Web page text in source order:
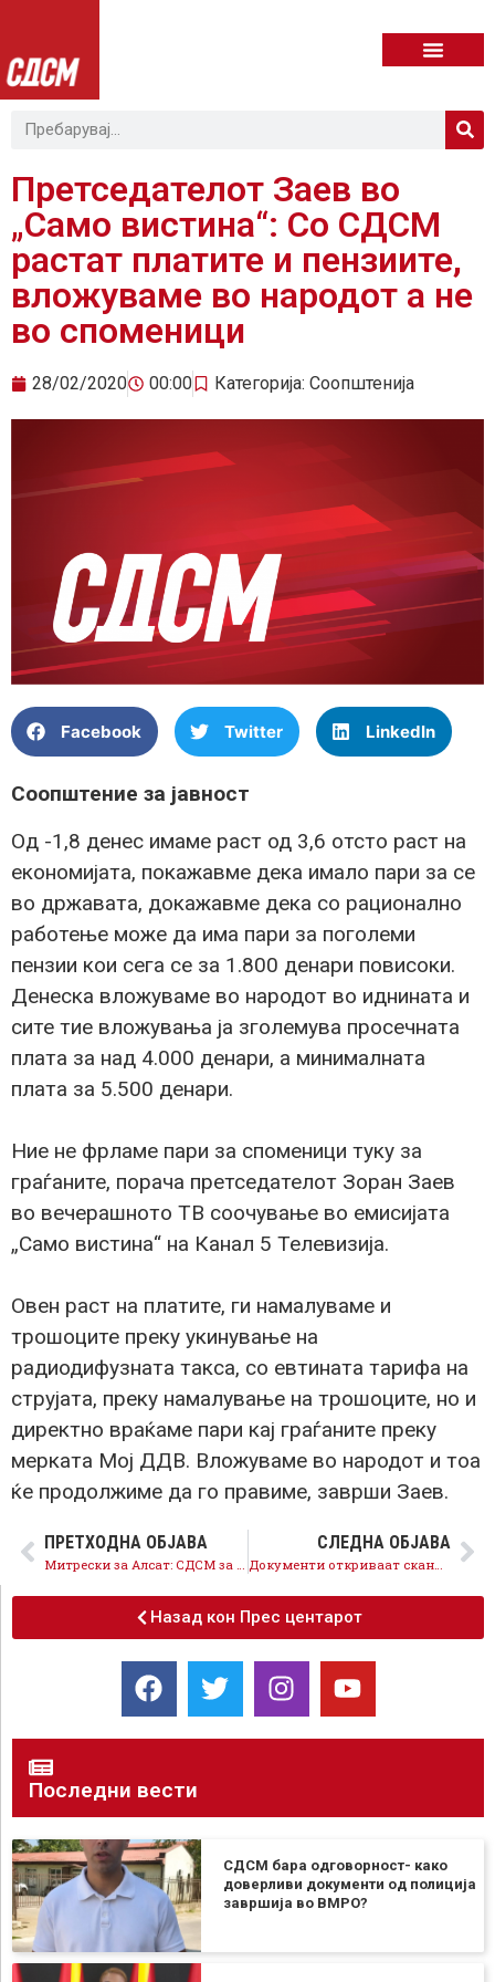
Претседателот Заев во
„Само вистина“: Со СДСМ
растат платите и пензиите,
вложуваме во народот а не
во споменици
28/02/2020 00:00 Категорија: Соопштенија
Facebook Twitter LinkedIn
Соопштение за јавност
Од -1,8 денес имаме раст од 3,6 отсто раст на
економијата, покажавме дека имало пари за се
во државата, докажавме дека со рационално
работење може да има пари за поголеми
пензии кои сега се за 1.800 денари повисоки.
Денеска вложуваме во народот во иднината и
сите тие вложувања ја зголемува просечната
плата за над 4.000 денари, а минималната
плата за 5.500 денари.
Ние не фрламе пари за споменици туку за
граѓаните, порача претседателот Зоран Заев
во вечерашното ТВ соочување во емисијата
„Само вистина“ на Канал 5 Телевизија.
Овен раст на платите, ги намалуваме и
трошоците преку укинување на
радиодифузната такса, со евтината тарифа на
струјата, преку намалување на трошоците, но и
директно враќаме пари кај граѓаните преку
мерката Мој ДДВ. Вложуваме во народот и тоа
ќе продолжиме да го правиме, заврши Заев.
ПРЕТХОДНА ОБЈАВА СЛЕДНА ОБЈАВА
Документи откриваат скандал, како Мицкоски криминално испумпувал пари од ЕЛЕМ за луѓе од ВМРО ДПМНЕ
Назад кон Прес центарот
Последни вести
СДСМ бара одговорност- како
доверливи документи од полиција
завршија во ВМРО?